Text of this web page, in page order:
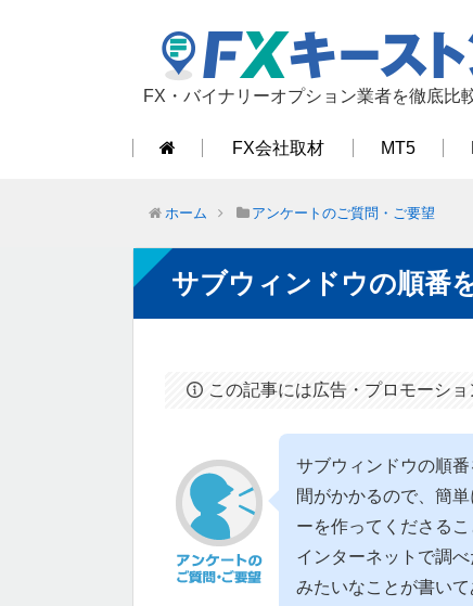
FX・バイナリーオプション業者を徹底比
FX会社取材 MT5
ホーム アンケートのご質問・ご要望
サブウィンドウの順番
この記事には広告・プロモーシ
サブウィンドウの順
間がかかるので、簡
ーを作ってくださる
インターネットで調
みたいなことが書い